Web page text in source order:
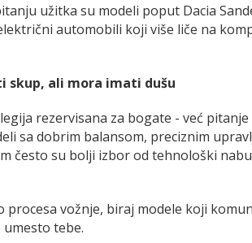
užitka su modeli poput Dacia
automobili koji više liče na
skup, ali mora imati dušu
rezervisana za bogate - već
sa dobrim balansom, preciznim
često su bolji izbor od tehnološki
procesa vožnje, biraj modele koji
tebe.